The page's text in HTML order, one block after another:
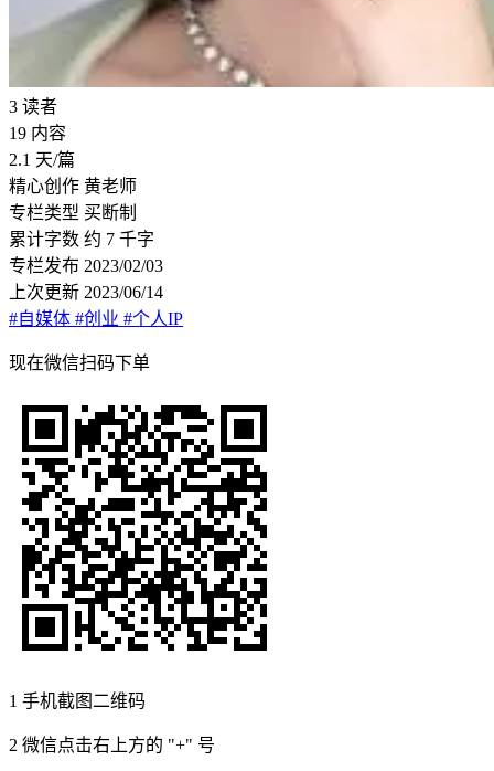
3 读者
19 内容
2.1 天/篇
精心创作 黄老师
专栏类型 买断制
累计字数 约 7 千字
专栏发布 2023/02/03
上次更新 2023/06/14
#自媒体 #创业 #个人IP
现在微信扫码下单
1 手机截图二维码
2 微信点击右上方的 "+" 号